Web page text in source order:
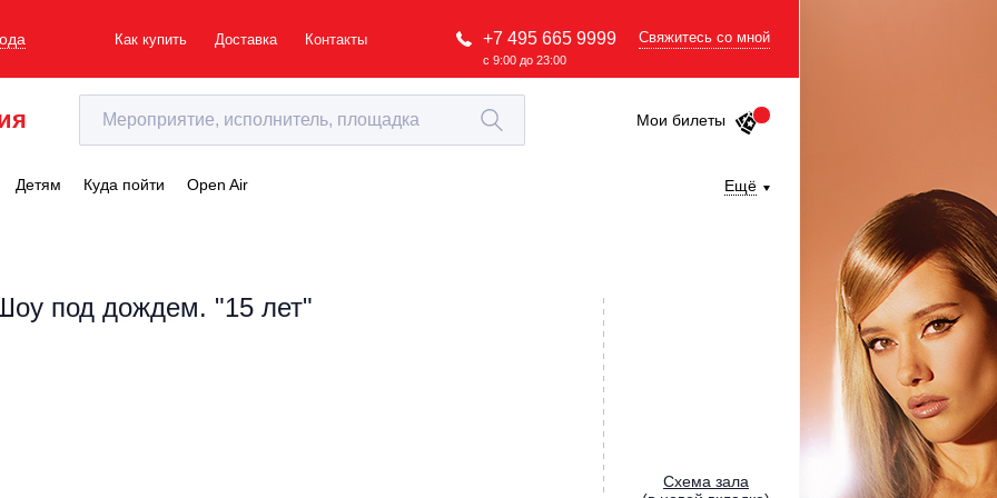
Как купить Доставка Контакты +7 495 665 9999
с 9:00 до 23:00
Свяжитесь со мной
Мои билеты
Детям Куда пойти Open Air Ещё
под дождем. "15 лет"
Cхема зала